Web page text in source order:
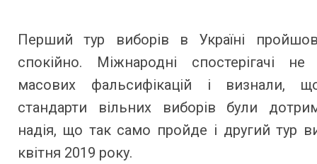
Перший тур виборів в Україні
спокійно. Міжнародні спостерігачі
масових фальсифікацій і визнали,
стандарти вільних виборів були
надія, що так само пройде і другий тур
квітня 2019 року.